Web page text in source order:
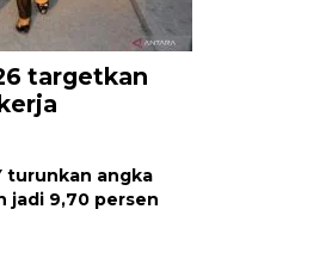
targetkan
turunkan angka
jadi 9,70 persen